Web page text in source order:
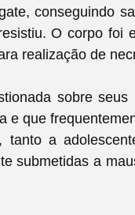
conseguindo
O corpo foi
realização de
sobre seus
e que
a
submetidas a